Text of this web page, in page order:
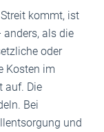
kommt, ist
anders, als die
oder
Kosten im
auf. Die
Bei
und